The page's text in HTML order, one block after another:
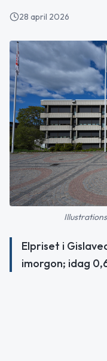
28 april 2026
Elpriset i
imorgon; idag